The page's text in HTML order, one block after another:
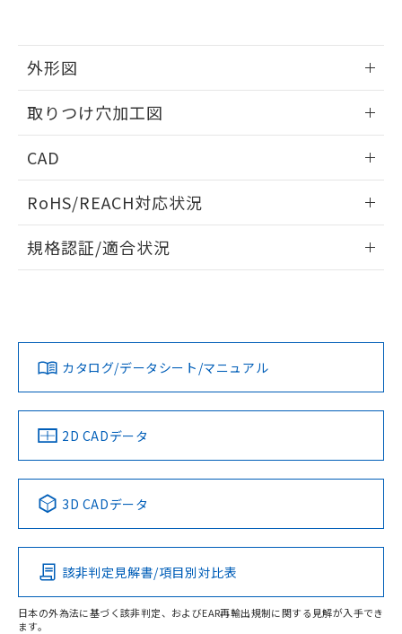
外形図
取りつけ穴加工図
CAD
ドすることができます。
ログイン/会員登録
ダウンロードデータをご利用いただく前に、以下を必ずお読
みください。
ソフトウェアの使用条件
RoHS/REACH対応状況
EU RoHS 注意事項・凡例
対応済み
中国 RoHS 注意事項・凡例
Pb Hg Cd Cr(VI)
O
規格認証/適合状況
LR型式承認
（イギリス
船舶規格）
DNV型式承認
（ノルウェー
BV型式承認
（フランス
KR型式
（韓国
No No No No
この製品の規格認証/適合状況ページへ
その他の認証はこちらのページからご検索ください
カタログ/データシート/マニュアル
2D CADデータ
3D CADデータ
該非判定見解書/項目別対比表
日本の外為法に基づく該非判定、およびEAR再輸出規制に関する見解が入手でき
ます。
荷製品に未対応品が混在することから備考
欄に対応日を記載しておりました。
していることから、特段のことがない限
り、2022年1月12日より割愛しておりま
す。